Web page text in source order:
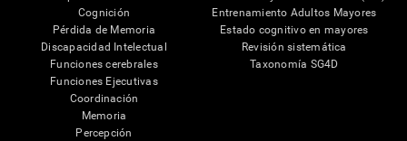
Cognición
Pérdida de Memoria
Discapacidad Intelectual
Funciones cerebrales
Funciones Ejecutivas
Coordinación
Memoria
Percepción
Entrenamiento Adultos Mayores
Estado cognitivo en mayores
Revisión sistemática
Taxonomía SG4D